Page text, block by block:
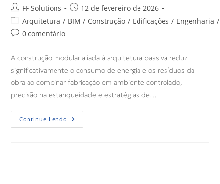
FF Solutions
12 de fevereiro de 2026
Arquitetura / BIM / Construção / Edificações / Engenharia /
0 comentário
A construção modular aliada à arquitetura passiva reduz
significativamente o consumo de energia e os resíduos da
obra ao combinar fabricação em ambiente controlado,
precisão na estanqueidade e estratégias de…
Continue Lendo